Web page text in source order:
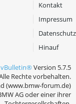
Kontakt
Impressum
Datenschutz
Hinauf
vBulletin®Version 5.7.5
Rechte vorbehalten.
(www.bmw-forum.de)
AG oder einer ihrer